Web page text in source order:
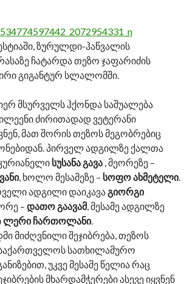
ზურულდი-ჰაწვალის
ჩატარდა თეზო ჯაფარიძის
გიგანტურ სლალომში.
მსურველს ჰქონდა საშუალება
ძირითადად ვეტერანი
მათ შორის თეზოს მეგობრებიც
პირველ ადგილზე ქალთა
სუსანა გავა , მეორეზე –
, ხოლო მესამეზე – სოფო ახმეტელი.
ადგილი დაიკავაგიორგი
– დათო გაავამ, მესამე ადგილზე
ლერი ჩართოლანი.
მიძღვნილი შეჯიბრება, თეზოს
სათხილამურო
უკვე მესამე წელია რაც
მხარდამჭერები ასევე იყვნენ